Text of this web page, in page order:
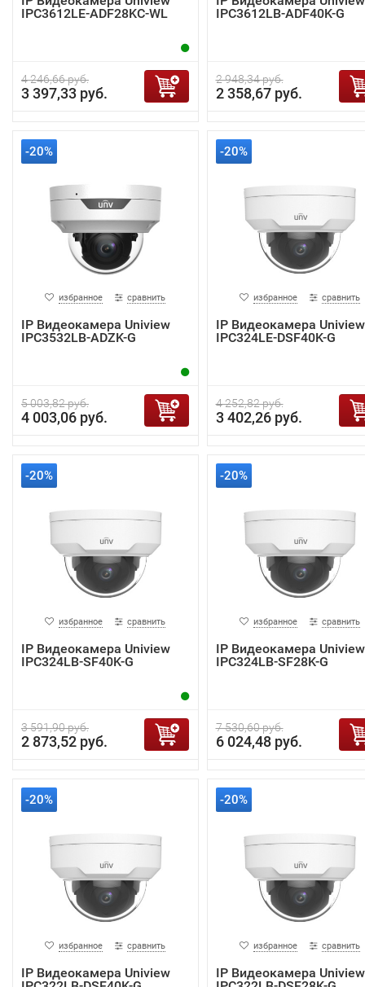
IPC3612LE-ADF28KC-WL
4 246,66 руб.
3 397,33 руб.
IPC3612LB-ADF40K-G
2 948,34 руб.
2 358,67 руб.
-20%
избранное сравнить
IP Видеокамера Uniview
IPC3532LB-ADZK-G
5 003,82 руб.
4 003,06 руб.
-20%
избранное сравнить
IP Видеокамера Uniview
IPC324LE-DSF40K-G
4 252,82 руб.
3 402,26 руб.
-20%
избранное сравнить
IP Видеокамера Uniview
IPC324LB-SF40K-G
3 591,90 руб.
2 873,52 руб.
-20%
избранное сравнить
IP Видеокамера Uniview
IPC324LB-SF28K-G
7 530,60 руб.
6 024,48 руб.
-20%
избранное сравнить
IP Видеокамера Uniview
-20%
избранное сравнить
IP Видеокамера Uniview